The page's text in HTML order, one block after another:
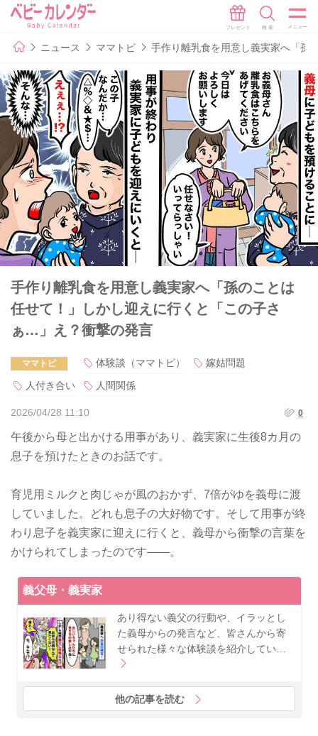
ニュース ママトピ 手作り離乳食を用意し義実家へ「孫
手作り離乳食を用意し義実家へ「孫のことは
任せて！」しかし迎えに行くと「この子さ
ぁ…」え？衝撃の発言
ママトピ 体験談（ママトピ）
嫁姑問題
人付き合い
人間関係
2026/04/28 11:10 0
午後から母と出かける用事があり、義実家に生後8カ月の
息子を預けたときのお話です。
育児用ミルクと肉じゃが風のおかず、7倍がゆを義母に渡
していました。どれも息子の大好物です。そして用事が終
わり息子を義実家に迎えに行くと、義母から衝撃の言葉を
かけられてしまったのです――。
義父母・義実家
あり得ない義父の行動や、イラッとし
た義母からの発言など、皆さんから寄
せられた様々な体験談を紹介してい…
他の記事を読む